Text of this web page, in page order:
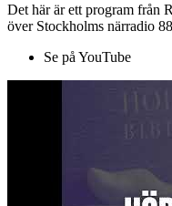
Det här är ett program från
över Stockholms närradio
Se på YouTube